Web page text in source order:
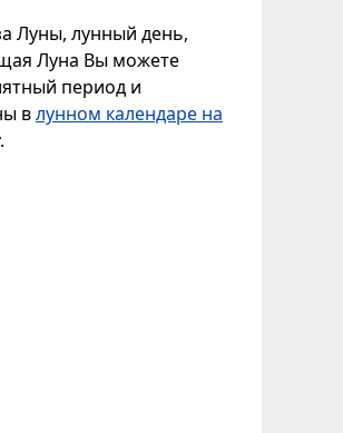
Луны, лунный день,
Луна Вы можете
период и
влунном календаре на